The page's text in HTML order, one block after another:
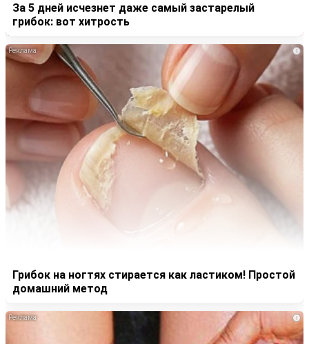
За 5 дней исчезнет даже самый застарелый
грибок: вот хитрость
i
Грибок на ногтях стирается как ластиком! Простой
домашний метод
i